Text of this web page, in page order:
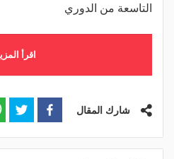
التاسعة من الدوري
اقرأ
شارك المقال